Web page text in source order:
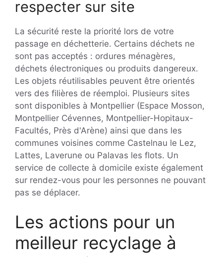
respecter sur site
La sécurité reste la priorité lors de votre
passage en déchetterie. Certains déchets ne
sont pas acceptés : ordures ménagères,
déchets électroniques ou produits dangereux.
Les objets réutilisables peuvent être orientés
vers des filières de réemploi. Plusieurs sites
sont disponibles à Montpellier (Espace Mosson,
Montpellier Cévennes, Montpellier-Hopitaux-
Facultés, Près d'Arène) ainsi que dans les
communes voisines comme Castelnau le Lez,
Lattes, Laverune ou Palavas les flots. Un
service de collecte à domicile existe également
sur rendez-vous pour les personnes ne pouvant
pas se déplacer.
Les actions pour un
meilleur recyclage à